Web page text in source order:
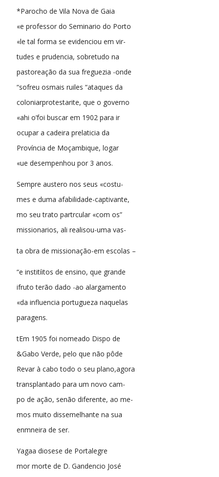
*Parocho de Vila Nova de Gaia
«e professor do Seminario do Porto
«le tal forma se evidenciou em vir-
tudes e prudencia, sobretudo na
pastoreação da sua freguezia -onde
“sofreu osmais ruiles “ataques da
coloniarprotestarite, que o governo
«ahi o’foi buscar em 1902 para ir
ocupar a cadeira prelaticia da
Província de Moçambique, logar
«ue desempenhou por 3 anos.
Sempre austero nos seus «costu-
mes e duma afabilidade-captivante,
mo seu trato partrcular «com os”
missionarios, ali realisou-uma vas-
ta obra de missionação-em escolas –
“e institíitos de ensino, que grande
ifruto terão dado -ao alargamento
«da influencia portugueza naquelas
paragens.
tEm 1905 foi nomeado Dispo de
&Gabo Verde, pelo que não pôde
Revar à cabo todo o seu plano,agora
transplantado para um novo cam-
po de ação, senão diferente, ao me-
mos muito dissemelhante na sua
enmneira de ser.
Yagaa diosese de Portalegre
mor morte de D. Gandencio José